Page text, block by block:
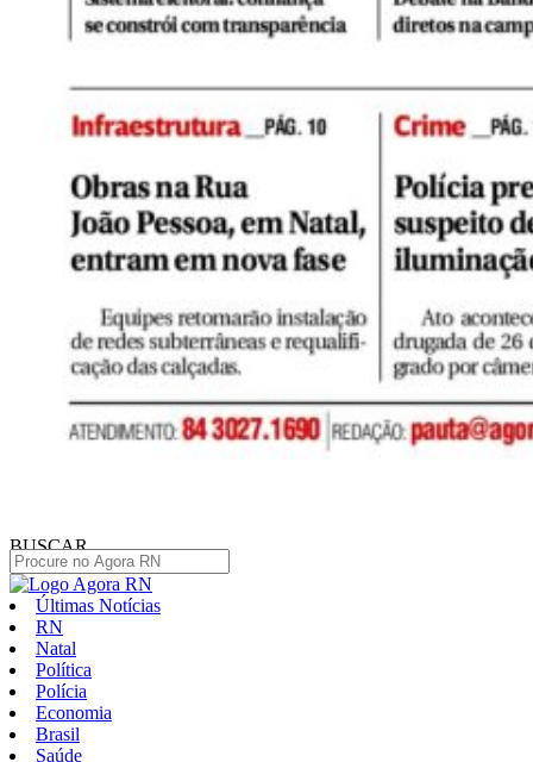
BUSCAR
Últimas Notícias
RN
Natal
Política
Polícia
Economia
Brasil
Saúde